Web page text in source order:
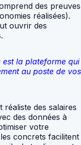
des preuves
réalisées).
ouvrir des
est la plateforme qui
au poste de vos
des salaires
des données à
votre
concrets facilitent